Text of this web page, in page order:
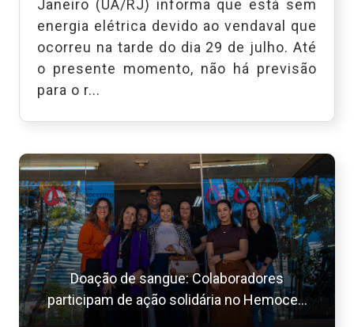
Janeiro (UA/RJ) informa que está sem
energia elétrica devido ao vendaval que
ocorreu na tarde do dia 29 de julho. Até
o presente momento, não há previsão
para o r...
Doação de sangue: Colaboradores
participam de ação solidária no Hemoce...